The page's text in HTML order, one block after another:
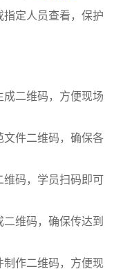
定人员查看，保护
二维码，方便现场
文件二维码，确保各
维码，学员扫码即可
维码，确保传达到
制作二维码，方便现